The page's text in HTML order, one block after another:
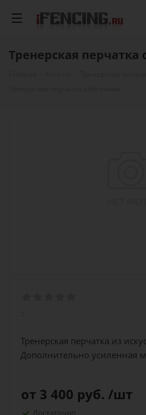
Тренерская перчатка
:
Тренерская перчатка из
Дополнительно усиленная
от 3 400 руб. /шт
Достаточно